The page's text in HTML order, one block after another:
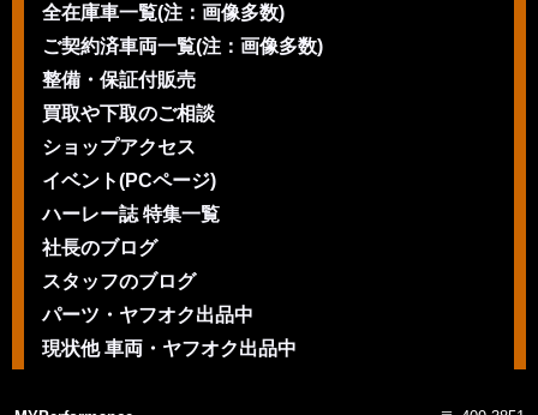
全在庫車一覧(注：画像多数)
ご契約済車両一覧(注：画像多数)
整備・保証付販売
買取や下取のご相談
ショップアクセス
イベント(PCページ)
ハーレー誌 特集一覧
社長のブログ
スタッフのブログ
パーツ・ヤフオク出品中
現状他 車両・ヤフオク出品中